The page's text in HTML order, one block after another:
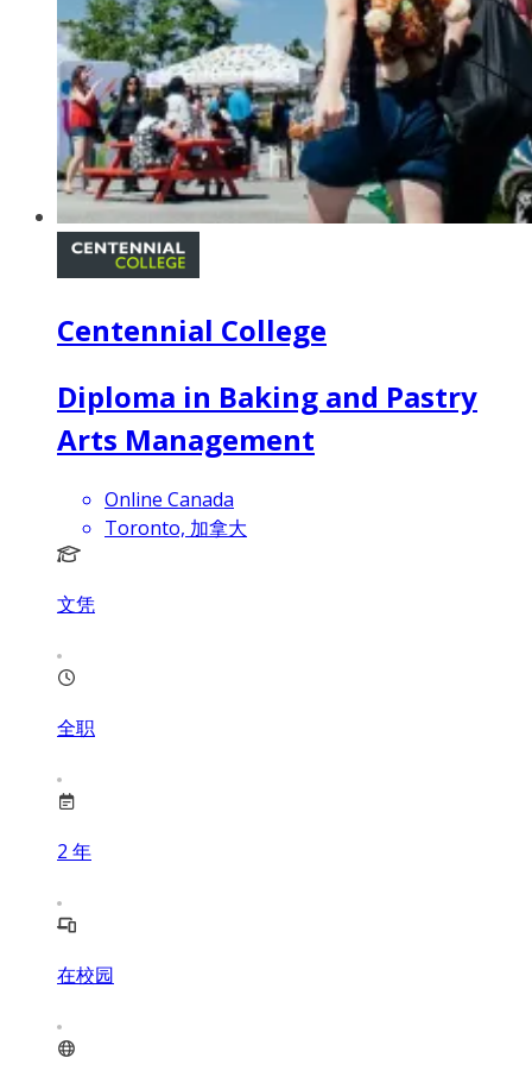
Centennial College
Diploma in Baking and Pastry
Arts Management
Online Canada
Toronto, 加拿大
文凭
全职
2 年
在校园